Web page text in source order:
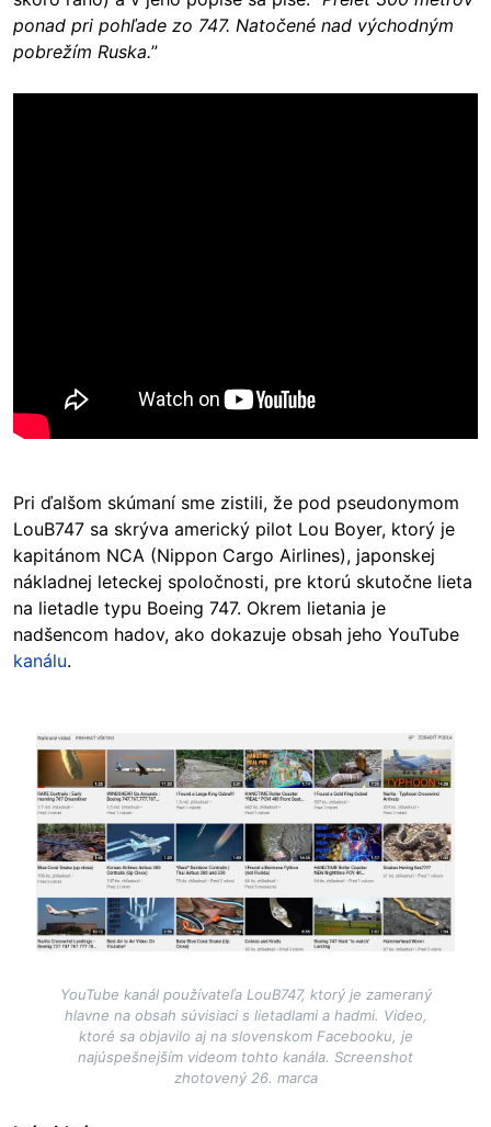
ponad pri pohľade zo 747. Natočené nad východným
pobrežím Ruska.”
Pri ďalšom skúmaní sme zistili, že pod pseudonymom
LouB747 sa skrýva americký pilot Lou Boyer, ktorý je
kapitánom NCA (Nippon Cargo Airlines), japonskej
nákladnej leteckej spoločnosti, pre ktorú skutočne lieta
na lietadle typu Boeing 747. Okrem lietania je
nadšencom hadov, ako dokazuje obsah jeho YouTube
kanálu.
Image
YouTube kanál používateľa LouB747, ktorý je zameraný
hlavne na obsah súvisiaci s lietadlami a hadmi. Video,
ktoré sa objavilo aj na slovenskom Facebooku, je
najúspešnejším videom tohto kanála. Screenshot
zhotovený 26. marca